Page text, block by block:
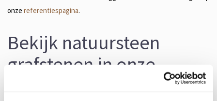
onze referentiespagina.
Bekijk natuursteen
grafstenen in onze
toonzalen